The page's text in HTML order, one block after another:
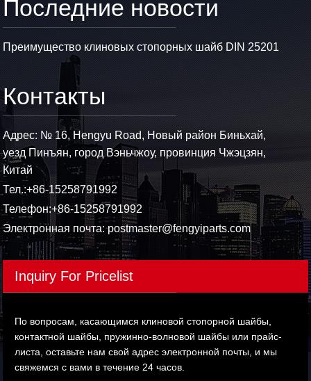
Последние новости
Преимущество клиновых стопорных шайб DIN 25201
Контакты
Адрес: № 16, Hengyu Road, Новый район Биньхай,
уезд Пинъян, город Вэньчжоу, провинция Чжэцзян,
Китай
Тел.:+86-15258791992
Телефон:+86-15258791992
Электронная почта:postmaster@fengyiparts.com
Inquiry For Pricelist
По вопросам, касающимся клиновой стопорной шайбы,
контактной шайбы, пружинно-волновой шайбы или прайс-
листа, оставьте нам свой адрес электронной почты, и мы
свяжемся с вами в течение 24 часов.